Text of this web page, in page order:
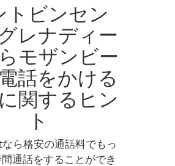
トビンセン
レナディー
モザンビー
話をかける
関するヒン
ト
ら格安の通話料でもっ
通話をすることができ